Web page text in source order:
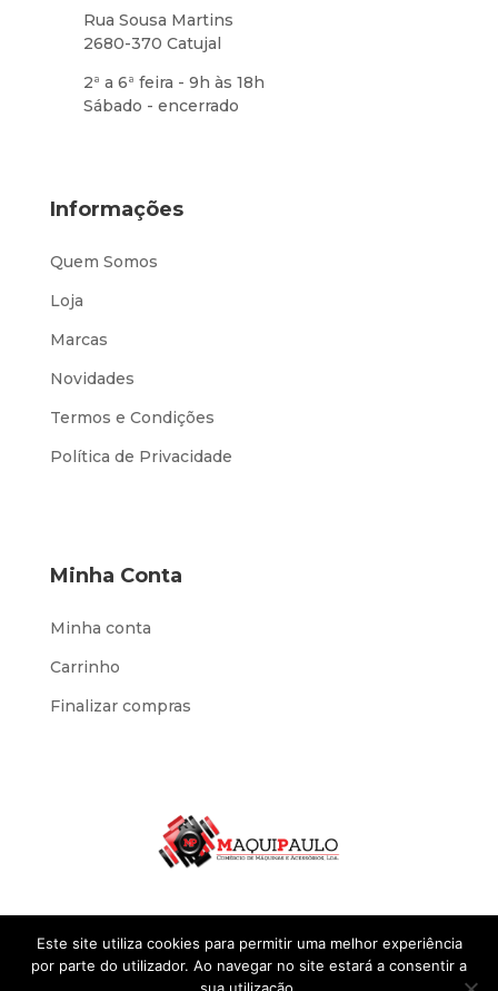
Rua Sousa Martins
2680-370 Catujal
2ª a 6ª feira - 9h às 18h
Sábado - encerrado
Informações
Quem Somos
Loja
Marcas
Novidades
Termos e Condições
Política de Privacidade
Minha Conta
Minha conta
Carrinho
Finalizar compras
Este site utiliza cookies para permitir uma melhor experiência
por parte do utilizador. Ao navegar no site estará a consentir a
sua utilização.